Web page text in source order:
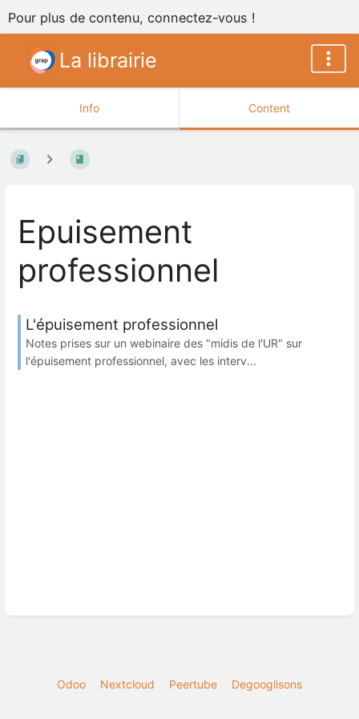
Pour plus de contenu, connectez-vous !
La librairie
Info Content
Epuisement
professionnel
L'épuisement professionnel
Notes prises sur un webinaire des "midis de l'UR" sur
l'épuisement professionnel, avec les interv...
Odoo Nextcloud Peertube Degooglisons